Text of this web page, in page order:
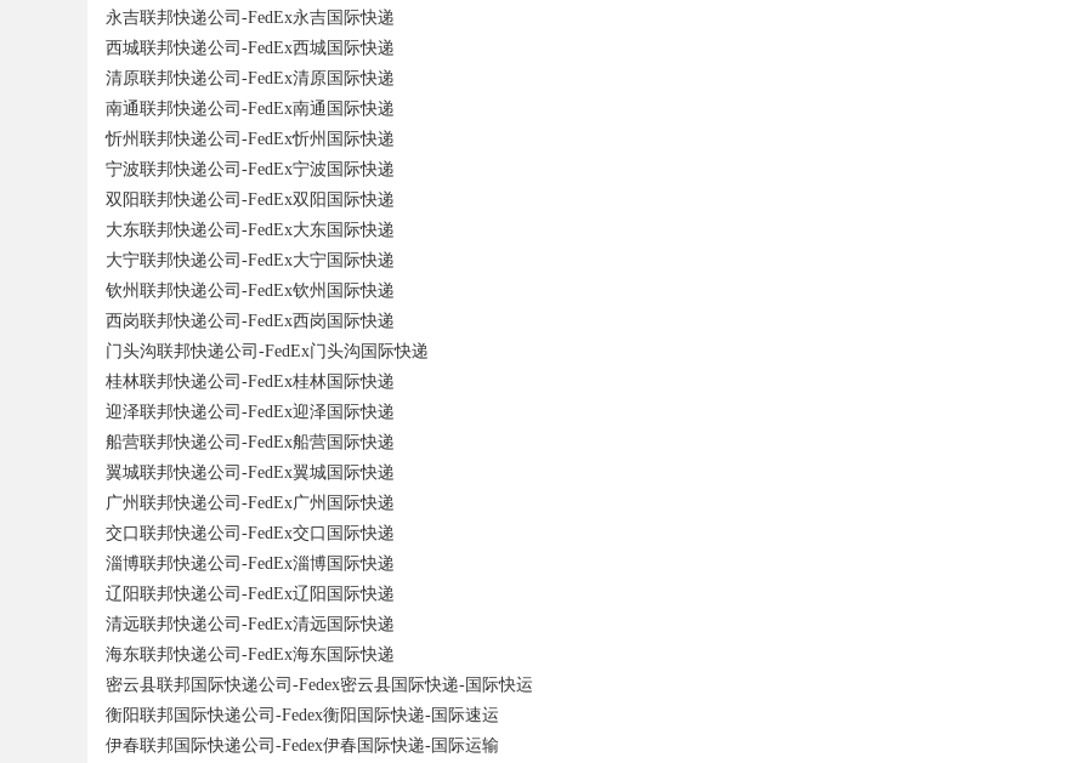
永吉联邦快递公司-FedEx永吉国际快递
西城联邦快递公司-FedEx西城国际快递
清原联邦快递公司-FedEx清原国际快递
南通联邦快递公司-FedEx南通国际快递
忻州联邦快递公司-FedEx忻州国际快递
宁波联邦快递公司-FedEx宁波国际快递
双阳联邦快递公司-FedEx双阳国际快递
大东联邦快递公司-FedEx大东国际快递
大宁联邦快递公司-FedEx大宁国际快递
钦州联邦快递公司-FedEx钦州国际快递
西岗联邦快递公司-FedEx西岗国际快递
门头沟联邦快递公司-FedEx门头沟国际快递
桂林联邦快递公司-FedEx桂林国际快递
迎泽联邦快递公司-FedEx迎泽国际快递
船营联邦快递公司-FedEx船营国际快递
翼城联邦快递公司-FedEx翼城国际快递
广州联邦快递公司-FedEx广州国际快递
交口联邦快递公司-FedEx交口国际快递
淄博联邦快递公司-FedEx淄博国际快递
辽阳联邦快递公司-FedEx辽阳国际快递
清远联邦快递公司-FedEx清远国际快递
海东联邦快递公司-FedEx海东国际快递
密云县联邦国际快递公司-Fedex密云县国际快递-国际快运
衡阳联邦国际快递公司-Fedex衡阳国际快递-国际速运
伊春联邦国际快递公司-Fedex伊春国际快递-国际运输